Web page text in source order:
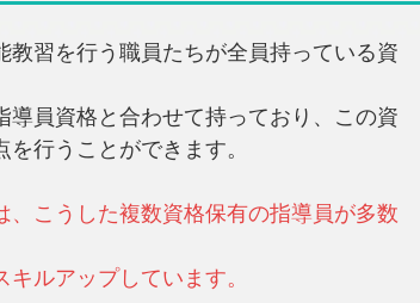
習を行う職員たちが全員持っている資
員資格と合わせて持っており、この資
行うことができます。
、こうした複数資格保有の指導員が多数
ルアップしています。